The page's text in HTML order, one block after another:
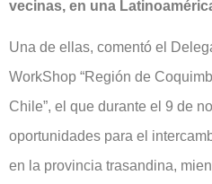
vecinas, en una
Una de ellas, comentó el
WorkShop “Región de
Chile”, el que durante el 9 de
oportunidades para el
en la provincia trasandina,